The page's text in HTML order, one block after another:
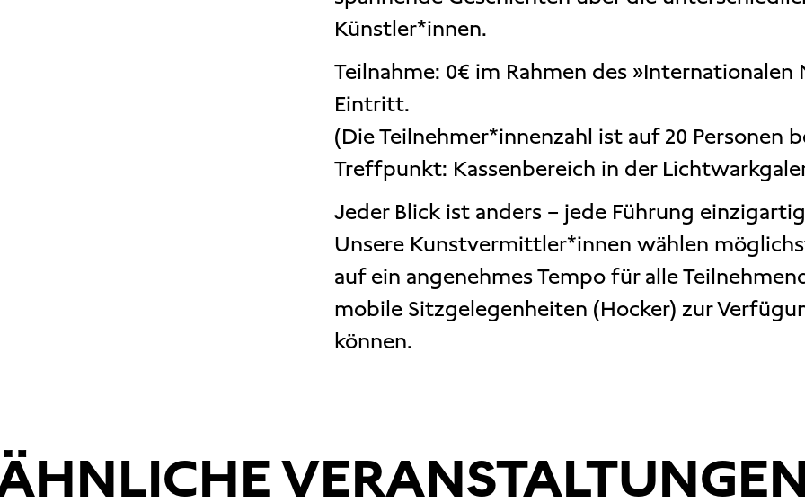
Künstler*innen.
Teilnahme: 0€ im Rahmen des »Internationalen
Eintritt.
(Die Teilnehmer*innenzahl ist auf 20 Personen
Treffpunkt: Kassenbereich in der
Jeder Blick ist anders – jede Führung
Unsere Kunstvermittler*innen wählen
auf ein angenehmes Tempo für alle
mobile Sitzgelegenheiten (Hocker) zur
können.